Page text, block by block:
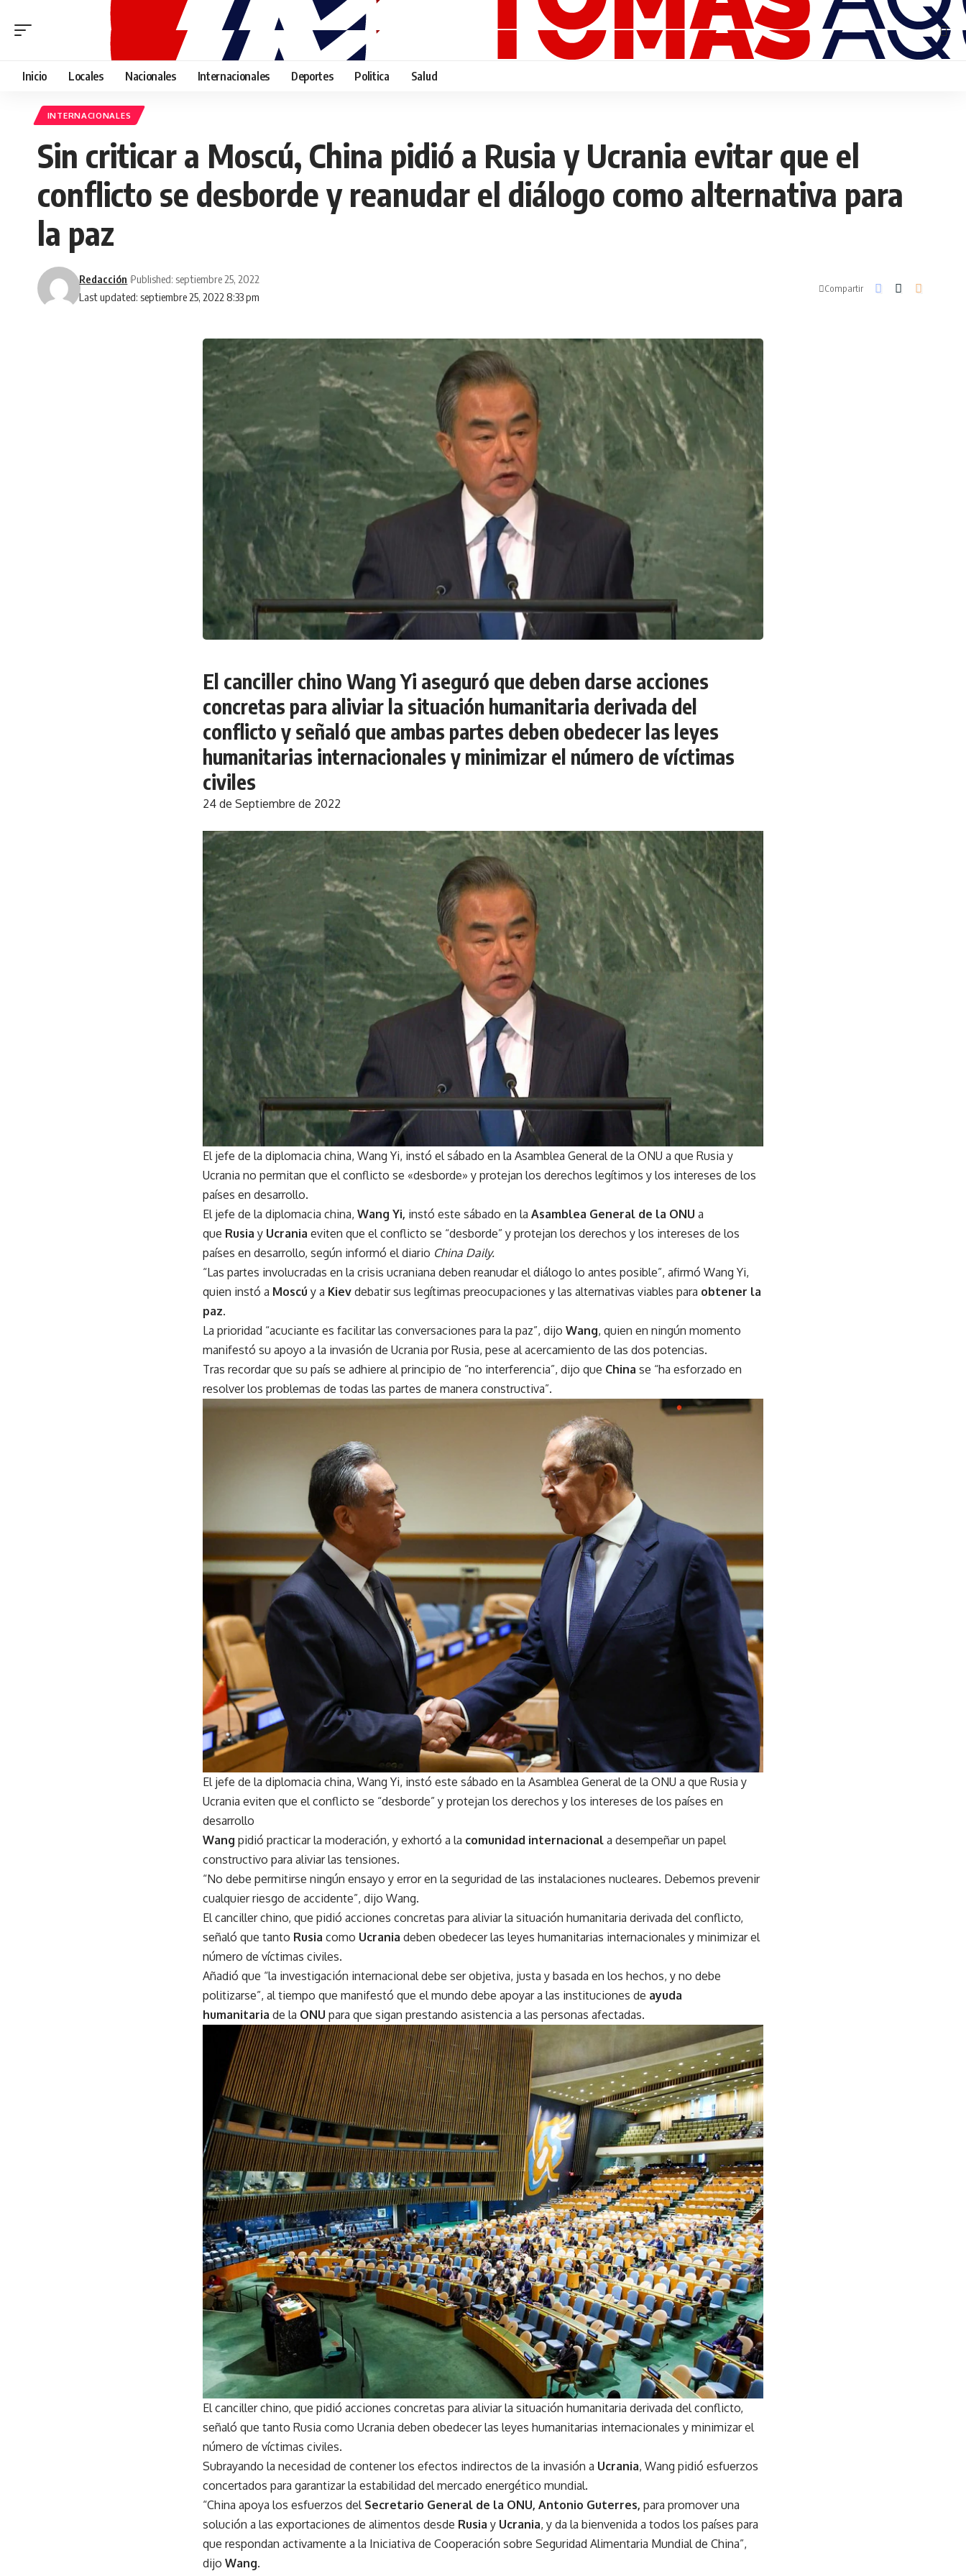
Inicio Locales Nacionales Internacionales Deportes Politica Salud
INTERNACIONALES
Sin criticar a Moscú, China pidió a Rusia y Ucrania evitar que el
conflicto se desborde y reanudar el diálogo como alternativa para
la paz
Last updated: septiembre 25, 2022 8:33 pm
Redacción Published: septiembre 25, 2022
Compartir
El canciller chino Wang Yi aseguró que deben darse acciones
concretas para aliviar la situación humanitaria derivada del
conflicto y señaló que ambas partes deben obedecer las leyes
humanitarias internacionales y minimizar el número de víctimas
civiles
24 de Septiembre de 2022
El jefe de la diplomacia china, Wang Yi, instó el sábado en la Asamblea General de la ONU a que Rusia y
Ucrania no permitan que el conflicto se «desborde» y protejan los derechos legítimos y los intereses de los
países en desarrollo.
El jefe de la diplomacia china, Wang Yi, instó este sábado en la Asamblea General de la ONU a
que Rusia y Ucrania eviten que el conflicto se “desborde” y protejan los derechos y los intereses de los
países en desarrollo, según informó el diario China Daily.
“Las partes involucradas en la crisis ucraniana deben reanudar el diálogo lo antes posible”, afirmó Wang Yi,
quien instó a Moscú y a Kiev debatir sus legítimas preocupaciones y las alternativas viables para obtener la
paz.
La prioridad “acuciante es facilitar las conversaciones para la paz”, dijo Wang, quien en ningún momento
manifestó su apoyo a la invasión de Ucrania por Rusia, pese al acercamiento de las dos potencias.
Tras recordar que su país se adhiere al principio de “no interferencia”, dijo que China se “ha esforzado en
resolver los problemas de todas las partes de manera constructiva”.
El jefe de la diplomacia china, Wang Yi, instó este sábado en la Asamblea General de la ONU a que Rusia y
Ucrania eviten que el conflicto se “desborde” y protejan los derechos y los intereses de los países en
desarrollo
Wang pidió practicar la moderación, y exhortó a la comunidad internacional a desempeñar un papel
constructivo para aliviar las tensiones.
“No debe permitirse ningún ensayo y error en la seguridad de las instalaciones nucleares. Debemos prevenir
cualquier riesgo de accidente”, dijo Wang.
El canciller chino, que pidió acciones concretas para aliviar la situación humanitaria derivada del conflicto,
señaló que tanto Rusia como Ucrania deben obedecer las leyes humanitarias internacionales y minimizar el
número de víctimas civiles.
Añadió que “la investigación internacional debe ser objetiva, justa y basada en los hechos, y no debe
politizarse”, al tiempo que manifestó que el mundo debe apoyar a las instituciones de ayuda
humanitaria de la ONU para que sigan prestando asistencia a las personas afectadas.
El canciller chino, que pidió acciones concretas para aliviar la situación humanitaria derivada del conflicto,
señaló que tanto Rusia como Ucrania deben obedecer las leyes humanitarias internacionales y minimizar el
número de víctimas civiles.
Subrayando la necesidad de contener los efectos indirectos de la invasión a Ucrania, Wang pidió esfuerzos
concertados para garantizar la estabilidad del mercado energético mundial.
“China apoya los esfuerzos del Secretario General de la ONU, Antonio Guterres, para promover una
solución a las exportaciones de alimentos desde Rusia y Ucrania, y da la bienvenida a todos los países para
que respondan activamente a la Iniciativa de Cooperación sobre Seguridad Alimentaria Mundial de China”,
dijo Wang.